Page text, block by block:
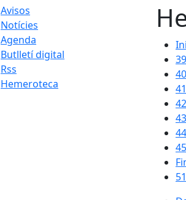
Avisos
Notícies
Agenda
Butlletí digital
Rss
Hemeroteca
39
40
41
42
43
44
45